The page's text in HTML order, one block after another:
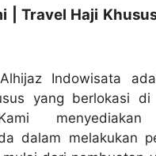
| Travel Haji
Indowisata
yang berlokasi di
menyediakan
dalam melakukan